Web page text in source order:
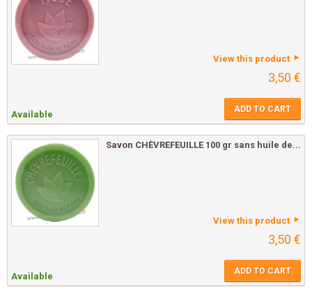
View this product
3,50 €
Available ADD TO CART
Savon CHÈVREFEUILLE 100 gr sans huile de...
View this product
3,50 €
Available ADD TO CART